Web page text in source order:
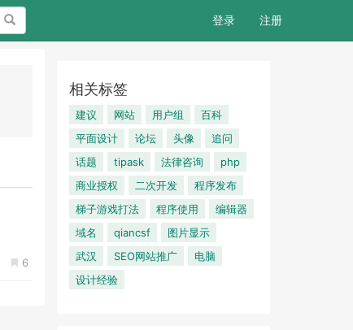
搜索 登录 注册
6
相关标签
建议 网站 用户组
百科
平面设计
论坛 头像
追问
话题
tipask 法律咨询
php
商业授权
二次开发
程序发布
梯子游戏打法
程序使用
编辑器
域名
qiancsf
图片显示
武汉
SEO网站推广
电脑
设计经验